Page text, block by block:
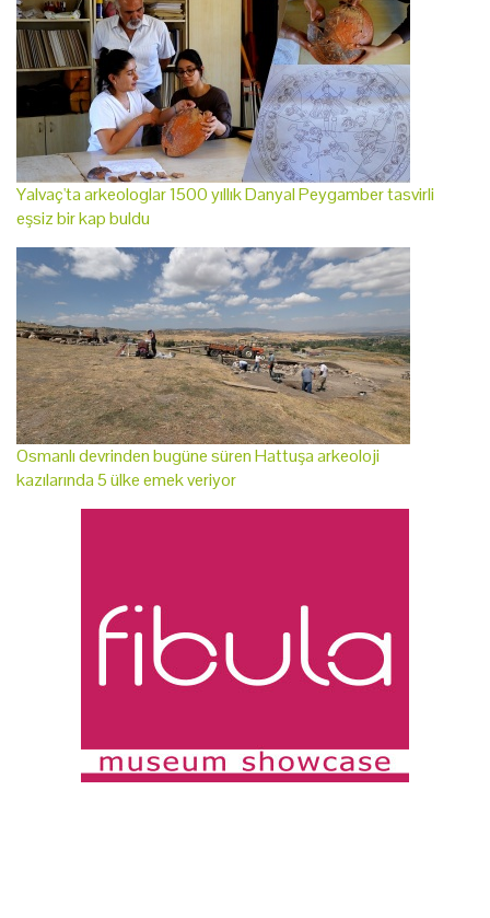
Yalvaç'ta arkeologlar 1500 yıllık Danyal Peygamber tasvirli
eşsiz bir kap buldu
Osmanlı devrinden bugüne süren Hattuşa arkeoloji
kazılarında 5 ülke emek veriyor